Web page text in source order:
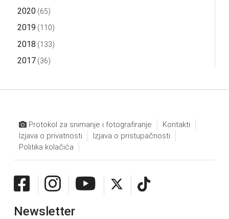
2020(65)
2019 (110)
2018 (133)
2017(36)
Protokol za snimanje i fotografiranje
Kontakti
Izjava o privatnosti
Izjava o pristupačnosti
Politika kolačića
Newsletter